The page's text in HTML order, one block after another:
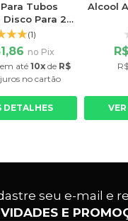
Tubos
Para 24
6 a
(1)
no Pix
em até 10x de R$
no cartão
DETALHES
Alcool
seu e-mail e
E